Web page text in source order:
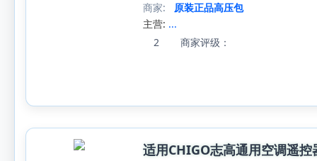
商家:
原装正品高压包
主营: ...
2
商家评级：
适用CHIGO志高通用空调遥